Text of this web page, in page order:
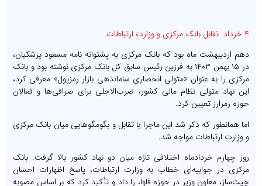
۴ خرداد: تقابل بانک مرکزی و وزارت ارتباطات
دهم اردیبهشت ماه بود که بانک مرکزی به پشتوانه نامه مسعود پزشکیان،
در ۱۵ بهمن ۱۴۰۳ به فرزین رئیس‌ سابق کل بانک مرکزی نوشته بود و بانک
مرکزی را به عنوان «متولی انحصاری ساماندهی بازار رمزپول» معرفی کرد،
این نهاد متولی نظام مالی کشور، ضرب‌الاجلی برای صرافی‌ها و فعالان
حوزه رمزارز تعیین کرد.
اما همانطور که ذکر شد این ماجرا با تقابل و بگومگوهایی میان بانک مرکزی
و وزارت ارتباطات مواجه شد.
روز چهارم خردادماه اختلافی تازه میان دو نهاد کشور بالا گرفت. بانک
مرکزی در جوابیه‌ای خطاب به وزارت ارتباطات، پاسخ اظهارات احسان
چیت‌ساز، معاون وزیر در حوزه فاوا، را داد و تأکید کرد که بر اساس مصوبه